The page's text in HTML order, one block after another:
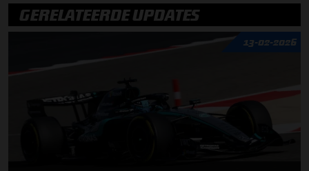
GERELATEERDE UPDATES
13-02-2026